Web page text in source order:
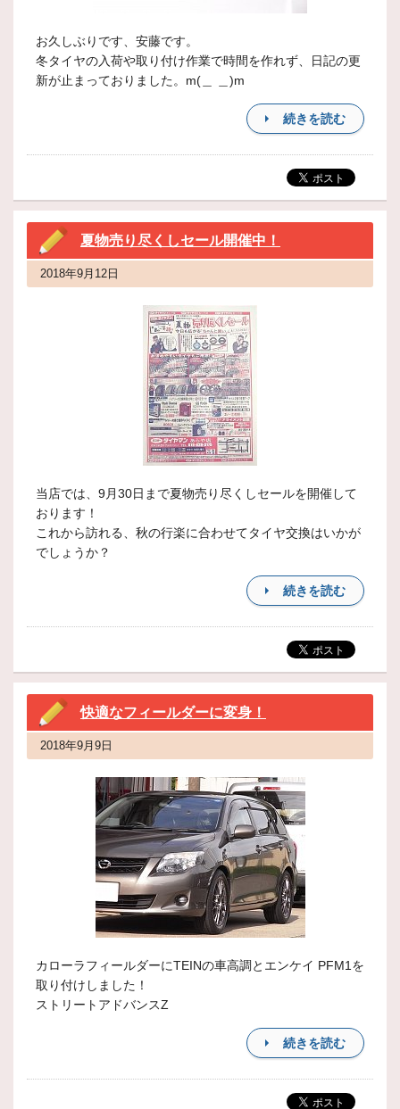
お久しぶりです、安藤です。
冬タイヤの入荷や取り付け作業で時間を作れず、日記の更
新が止まっておりました。m(＿ ＿)m
続きを読む
夏物売り尽くしセール開催中！
2018年9月12日
当店では、9月30日まで夏物売り尽くしセールを開催して
おります！
これから訪れる、秋の行楽に合わせてタイヤ交換はいかが
でしょうか？
続きを読む
快適なフィールダーに変身！
2018年9月9日
カローラフィールダーにTEINの車高調とエンケイ PFM1を
取り付けしました！
ストリートアドバンスZ
続きを読む